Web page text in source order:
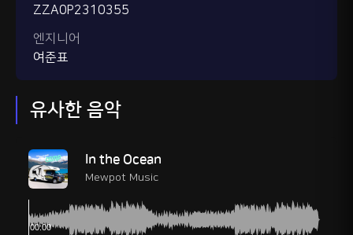
ZZA0P2310355
엔지니어
여준표
유사한 음악
In the Ocean
Mewpot Music